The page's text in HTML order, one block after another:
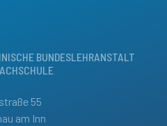
BUNDESLEHRANSTALT
55
am Inn